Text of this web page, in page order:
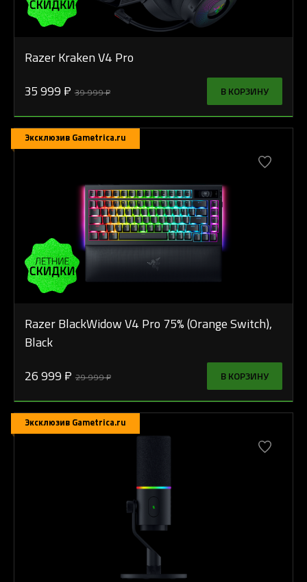
Razer Kraken V4 Pro
35 999 ₽ 39 999 ₽ В КОРЗИНУ
Эксклюзив Gametrica.ru
Razer BlackWidow V4 Pro 75% (Orange Switch),
Black
26 999 ₽ 29 999 ₽ В КОРЗИНУ
Эксклюзив Gametrica.ru